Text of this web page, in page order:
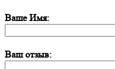
Ваше Имя:
Ваш отзыв: